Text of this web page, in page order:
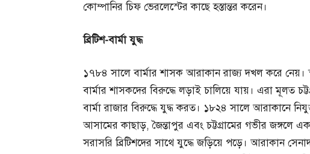
কোম্পানির চিফ ভেরলেস্টের কাছে হস্তান্তর করেন।
ব্রিটিশ-বার্মাযুদ্ধ
১৭৮৪ সালে বার্মার শাসক আরাকান রাজ্য দখল করে নেয়।
বার্মার শাসকদের বিরুদ্ধে লড়াই চালিয়ে যায়। এরা মূলত
বার্মা রাজার বিরুদ্ধে যুদ্ধ করত। ১৮২৪ সালে আরাকানে
আসামের কাছাড়, জৈন্তাপুর এবং চট্টগ্রামের গভীর জঙ্গলে
সরাসরি ব্রিটিশদের সাথে যুদ্ধে জড়িয়ে পড়ে। আরাকান